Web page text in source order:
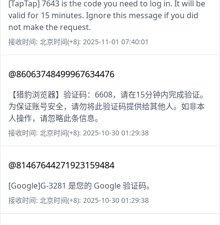
[TapTap] 7643 is the code you need to log in. It will be
valid for 15 minutes. Ignore this message if you did
not make the request.
接收时间: 北京时间(+8): 2025-11-01 07:40:01
@86063748499967634476
【猎豹浏览器】验证码：6608，请在15分钟内完成验证。
为保证账号安全，请勿将此验证码提供给其他人。如非本
人操作，请忽略此条信息。
接收时间: 北京时间(+8): 2025-10-30 01:29:38
@81467644271923159484
[Google]G-3281 是您的 Google 验证码。
接收时间: 北京时间(+8): 2025-10-30 01:29:38